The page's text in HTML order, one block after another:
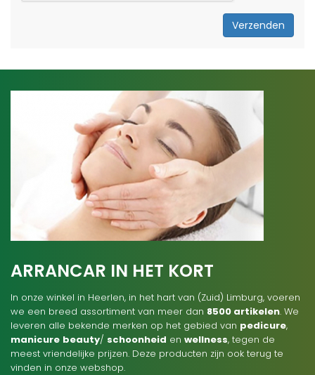
Verzenden
ARRANCAR IN HET KORT
In onze winkel in Heerlen, in het hart van (Zuid) Limburg, voeren
we een breed assortiment van meer dan 8500 artikelen. We
leveren alle bekende merken op het gebied van pedicure,
manicure beauty/ schoonheid en wellness, tegen de
meest vriendelijke prijzen. Deze producten zijn ook terug te
vinden in onze webshop.